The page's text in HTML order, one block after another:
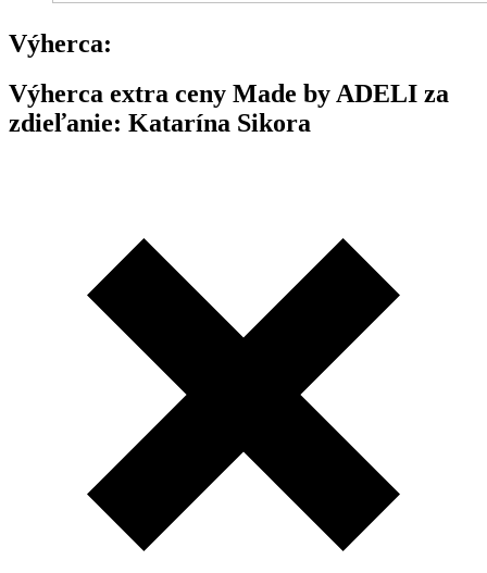
Výherca:
Výherca extra ceny Made by ADELI za
zdieľanie: Katarína Sikora